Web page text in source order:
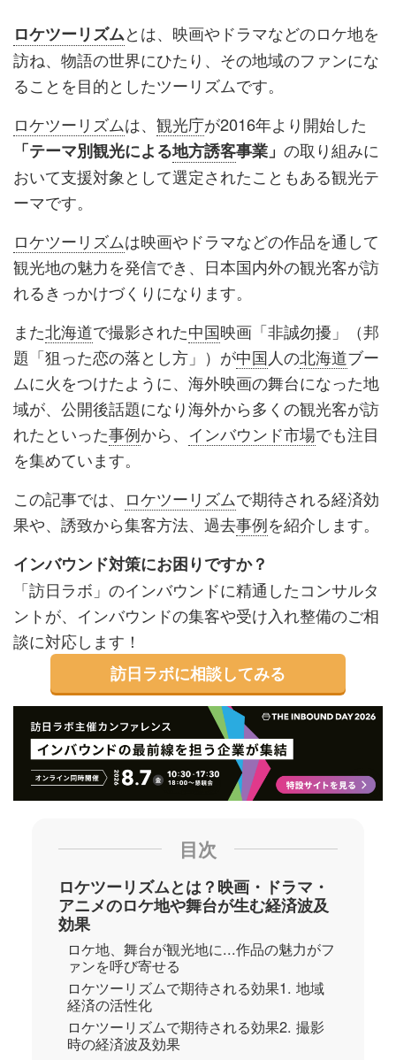
加
ロケツーリズムとは、映画やドラマなどのロケ地を
訪ね、物語の世界にひたり、その地域のファンにな
ることを目的としたツーリズムです。
ロケツーリズムは、 観光庁が2016年より開始した
「テーマ別観光による地方誘客事業」 の取り組みに
おいて支援対象として選定されたこともある観光テ
ーマです。
ロケツーリズムは映画やドラマなどの作品を通して
観光地の魅力を発信でき、日本国内外の観光客が訪
れるきっかけづくりになります。
また北海道で撮影された中国映画「非誠勿擾」（邦
題「狙った恋の落とし方」）が中国人の北海道ブー
ムに火をつけたように、海外映画の舞台になった地
域が、公開後話題になり海外から多くの観光客が訪
れたといった事例から、 インバウンド市場でも注目
を集めています。
この記事では、
ロケツーリズムで期待される経済効
果や、誘致から集客方法、過去事例を紹介します。
インバウンド対策にお困りですか？
「訪日ラボ」のインバウンドに精通したコンサルタ
ントが、インバウンドの集客や受け入れ整備のご相
談に対応します！
訪日ラボに相談してみる
目次
ロケツーリズムとは？映画・ドラマ・
アニメのロケ地や舞台が生む経済波及
効果
ロケ地、舞台が観光地に...作品の魅力がフ
ァンを呼び寄せる
ロケツーリズムで期待される効果1. 地域
経済の活性化
ロケツーリズムで期待される効果2. 撮影
時の経済波及効果